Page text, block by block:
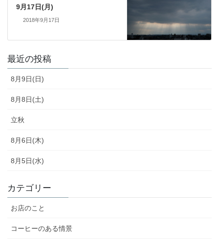
9月17日(月)
2018年9月17日
最近の投稿
8月9日(日)
8月8日(土)
立秋
8月6日(木)
8月5日(水)
カテゴリー
お店のこと
コーヒーのある情景